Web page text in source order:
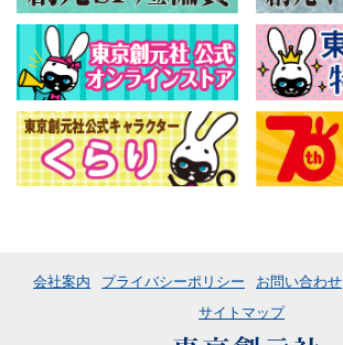
会社案内 プライバシーポリシー お問い合わせ
サイトマップ